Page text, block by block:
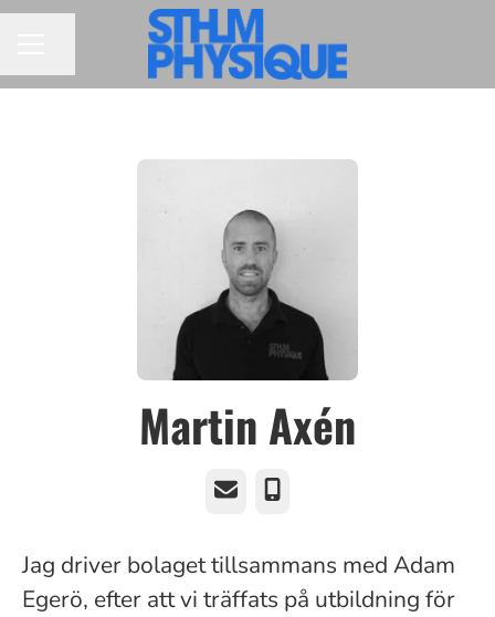
Martin Axén
E-post Telefon
Jag driver bolaget tillsammans med Adam
Egerö, efter att vi träffats på utbildning för